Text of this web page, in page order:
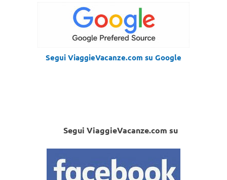
Segui ViaggieVacanze.com su Google
Segui ViaggieVacanze.com su